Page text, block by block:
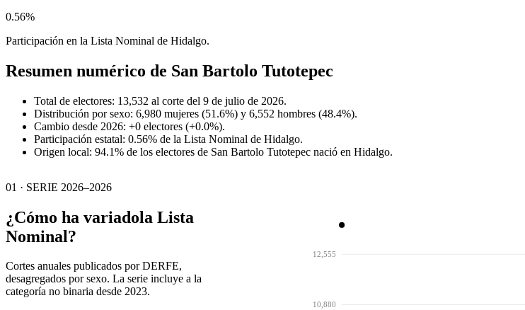
0.56%
Participación en la Lista Nominal de Hidalgo.
Resumen numérico de San Bartolo Tutotepec
Total de electores: 13,532 al corte del 9 de julio de 2026.
Distribución por sexo: 6,980 mujeres (51.6%) y 6,552 hombres (48.4%).
Cambio desde 2026: +0 electores (+0.0%).
Participación estatal: 0.56% de la Lista Nominal de Hidalgo.
Origen local: 94.1% de los electores de San Bartolo Tutotepec nació en Hidalgo.
01 · SERIE 2026–2026
¿Cómo ha variadola Lista
Nominal?
Cortes anuales publicados por DERFE,
desagregados por sexo. La serie incluye a la
categoría no binaria desde 2023.
10,880
12,555